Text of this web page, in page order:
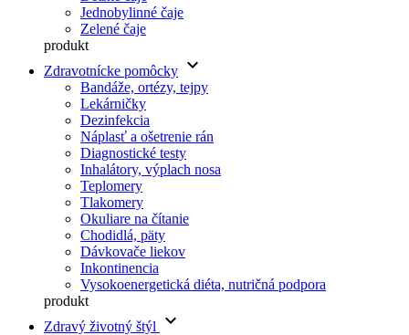
Jednobylinné čaje
Zelené čaje
produkt
Zdravotnícke pomôcky keyboard_arrow_down
Bandáže, ortézy, tejpy
Lekárničky
Dezinfekcia
Náplasť a ošetrenie rán
Diagnostické testy
Inhalátory, výplach nosa
Teplomery
Tlakomery
Okuliare na čítanie
Chodidlá, päty
Dávkovače liekov
Inkontinencia
Vysokoenergetická diéta, nutričná podpora
produkt
Zdravý životný štýl
keyboard_arrow_down